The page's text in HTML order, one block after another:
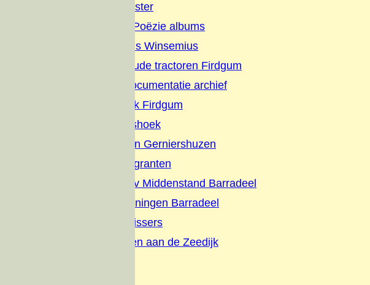
Overlijdens Register
Sikke vertelt en Poëzie albums
Dagboek Albertus Winsemius
Elfstedentocht oude tractoren Firdgum
Firdgum Foto Documentatie archief
Terpenonderzoek Firdgum
Buurtschap Dijkshoek
Boerepleatsen en Gerniershuzen
Evacues en Emigranten
Briefhoofden-Adv Middenstand Barradeel
Schilderijen tekeningen Barradeel
Interviews met vissers
Wonen en werken aan de Zeedijk